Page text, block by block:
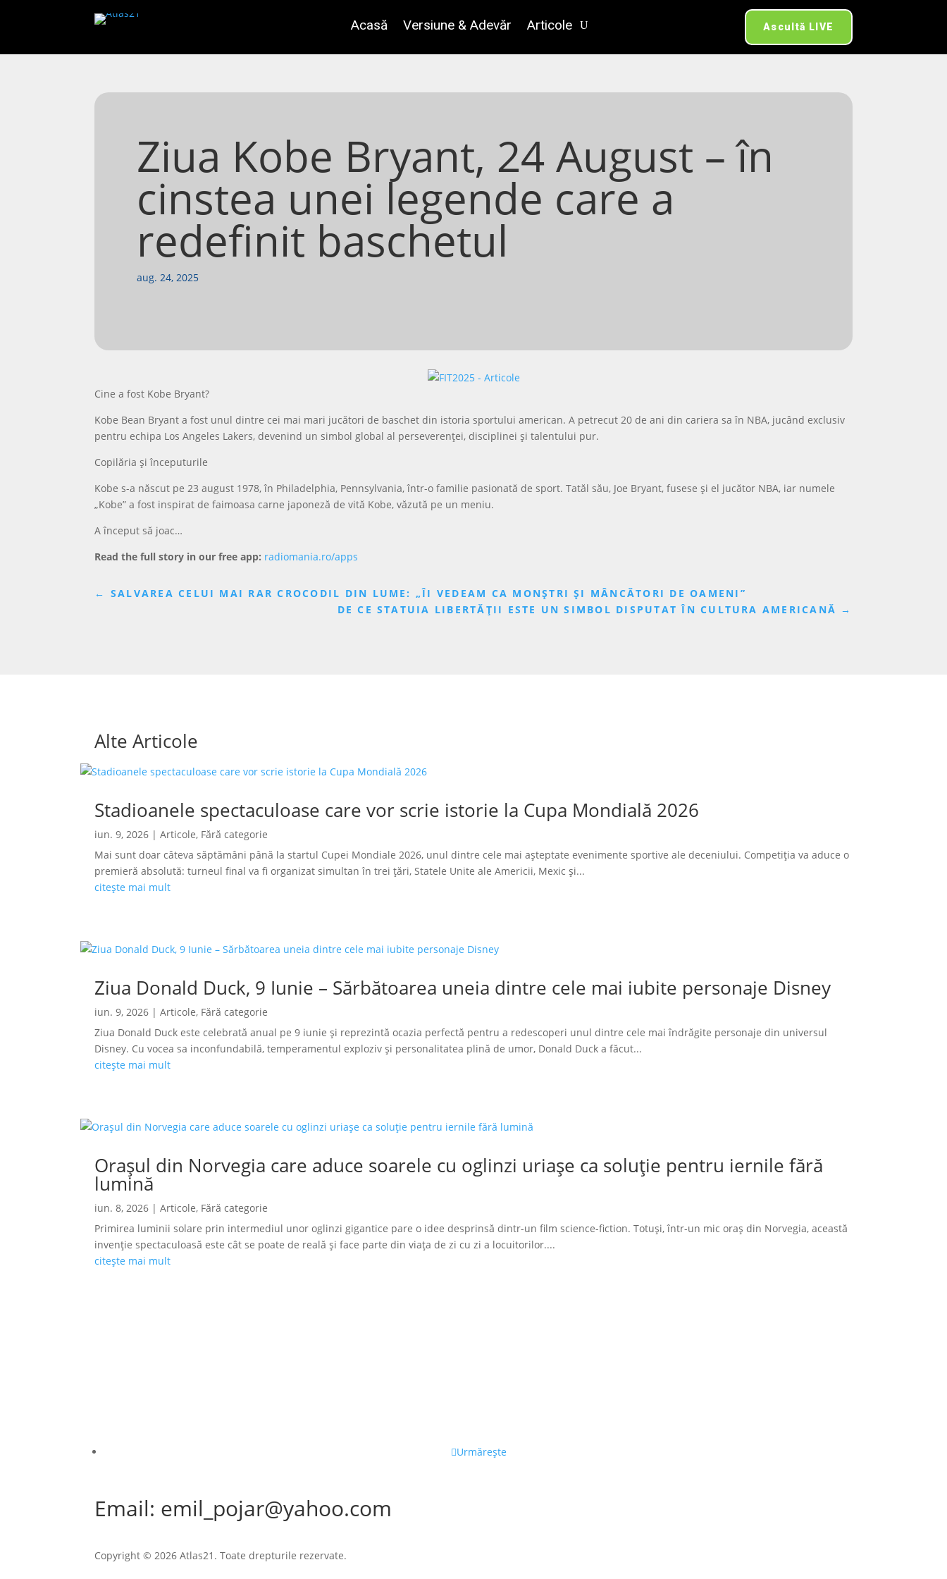
Acasă Versiune & Adevăr Articole Ascultă LIVE
Ziua Kobe Bryant, 24 August – în
cinstea unei legende care a
redefinit baschetul
aug. 24, 2025
Cine a fost Kobe Bryant?
Kobe Bean Bryant a fost unul dintre cei mai mari jucători de baschet din istoria sportului american. A petrecut 20 de ani din cariera sa în NBA, jucând exclusiv
pentru echipa Los Angeles Lakers, devenind un simbol global al perseverenței, disciplinei și talentului pur.
Copilăria și începuturile
Kobe s-a născut pe 23 august 1978, în Philadelphia, Pennsylvania, într-o familie pasionată de sport. Tatăl său, Joe Bryant, fusese și el jucător NBA, iar numele
„Kobe” a fost inspirat de faimoasa carne japoneză de vită Kobe, văzută pe un meniu.
A început să joac…
Read the full story in our free app: radiomania.ro/apps
← SALVAREA CELUI MAI RAR CROCODIL DIN LUME: „ÎI VEDEAM CA MONȘTRI ȘI MÂNCĂTORI DE OAMENI”
DE CE STATUIA LIBERTĂȚII ESTE UN SIMBOL DISPUTAT ÎN CULTURA AMERICANĂ →
Alte Articole
Stadioanele spectaculoase care vor scrie istorie la Cupa Mondială 2026
iun. 9, 2026 |Articole, Fără categorie
Mai sunt doar câteva săptămâni până la startul Cupei Mondiale 2026, unul dintre cele mai așteptate evenimente sportive ale deceniului. Competiția va aduce o
premieră absolută: turneul final va fi organizat simultan în trei țări, Statele Unite ale Americii, Mexic și...
citește mai mult
Ziua Donald Duck, 9 Iunie – Sărbătoarea uneia dintre cele mai iubite personaje Disney
iun. 9, 2026 |Articole, Fără categorie
Ziua Donald Duck este celebrată anual pe 9 iunie și reprezintă ocazia perfectă pentru a redescoperi unul dintre cele mai îndrăgite personaje din universul
Disney. Cu vocea sa inconfundabilă, temperamentul exploziv și personalitatea plină de umor, Donald Duck a făcut...
citește mai mult
Orașul din Norvegia care aduce soarele cu oglinzi uriașe ca soluție pentru iernile fără
lumină
iun. 8, 2026 |Articole, Fără categorie
Primirea luminii solare prin intermediul unor oglinzi gigantice pare o idee desprinsă dintr-un film science-fiction. Totuși, într-un mic oraș din Norvegia, această
invenție spectaculoasă este cât se poate de reală și face parte din viața de zi cu zi a locuitorilor....
citește mai mult
Urmărește
Email: emil_pojar@yahoo.com
Copyright © 2026 Atlas21. Toate drepturile rezervate.